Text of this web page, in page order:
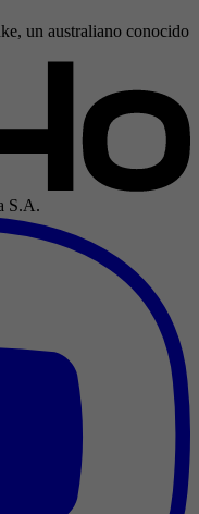
un australiano conocido
S.A.